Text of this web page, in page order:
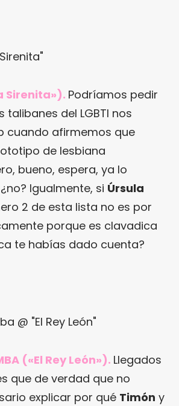
Sirenita»). Podríamos pedir
talibanes del LGBTI nos
cuando afirmemos que
de lesbiana
bueno, espera, ya lo
Igualmente, si Úrsula
2 de esta lista no es por
porque es clavadica
te habías dado cuenta?
(«El Rey León»). Llegados
que de verdad que no
explicar por qué Timón y